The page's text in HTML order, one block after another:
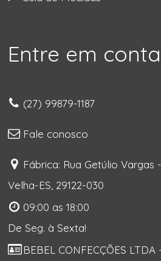
Entre em
(27) 99879-1187
Fale conosco
Fábrica: Rua Getúlio Vargas -
Velha-ES, 29122-030
09:00 as 18:00
De Seg. à Sexta!
BEBEL CONFECÇÕES